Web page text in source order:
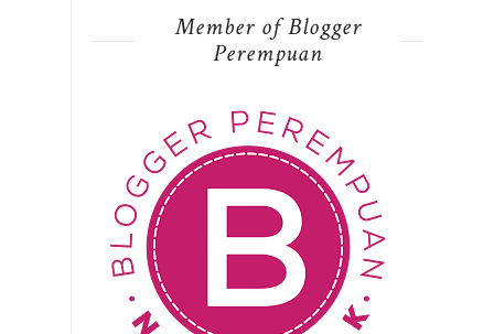
Member of Blogger
Perempuan